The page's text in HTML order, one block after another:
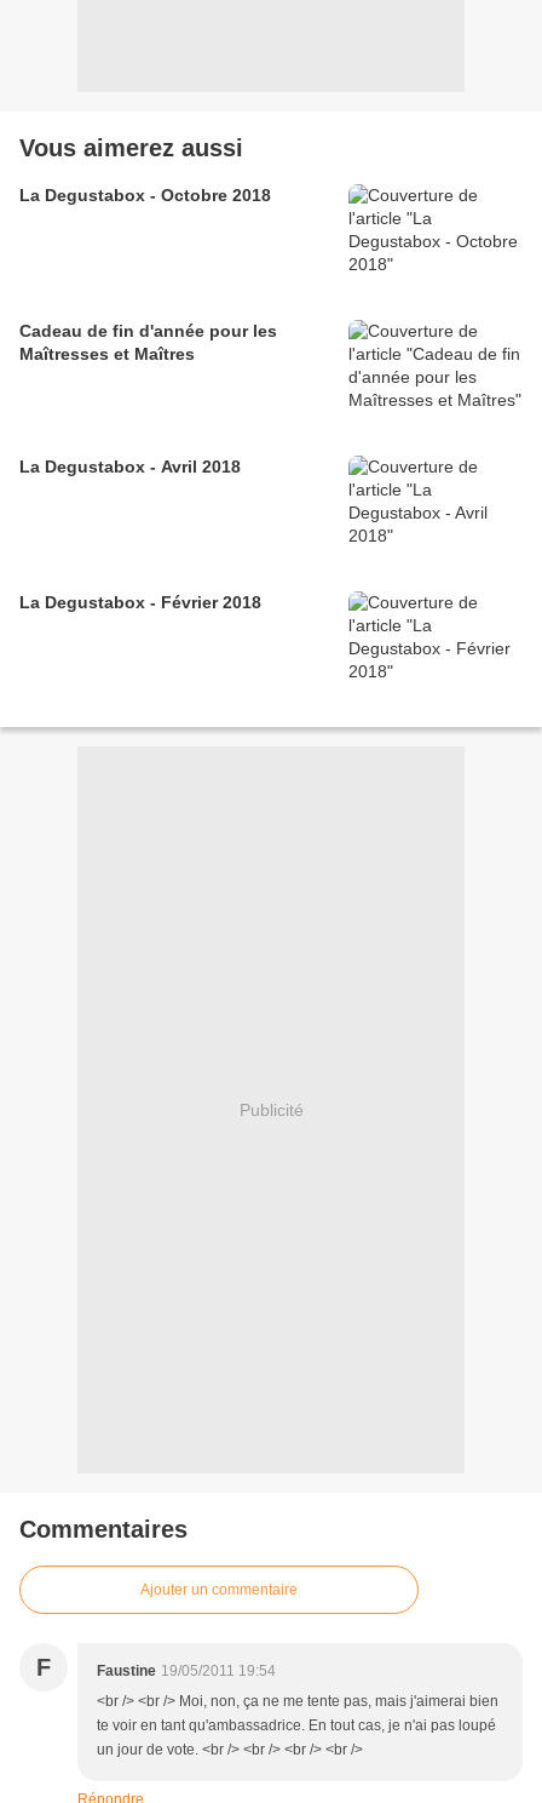
Vous aimerez aussi
La Degustabox - Octobre 2018
Cadeau de fin d'année pour les
Maîtresses et Maîtres
La Degustabox - Avril 2018
La Degustabox - Février 2018
Publicité
Commentaires
Ajouter un commentaire
F Faustine 19/05/2011 19:54
<br /> <br /> Moi, non, ça ne me tente pas, mais j'aimerai bien
te voir en tant qu'ambassadrice. En tout cas, je n'ai pas loupé
un jour de vote. <br /> <br /> <br /> <br />
Répondre